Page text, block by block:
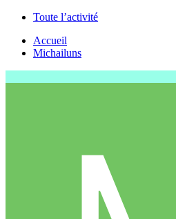
Toute l’activité
Accueil
Michailuns